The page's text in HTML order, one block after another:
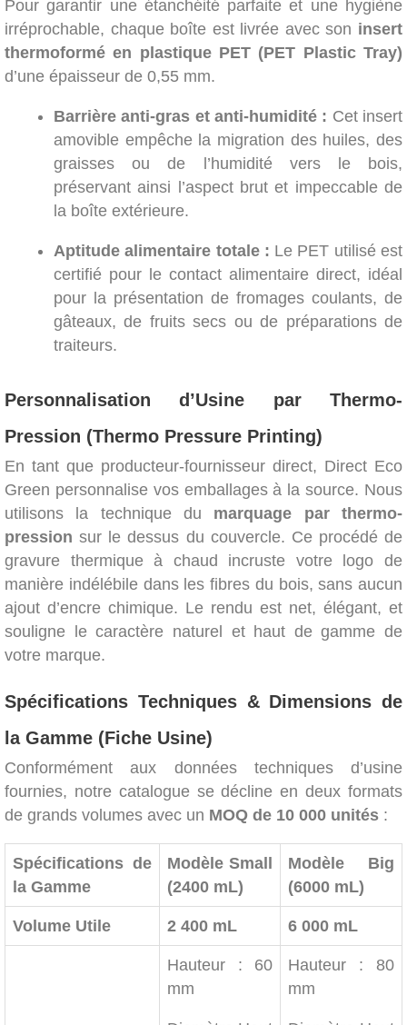
Pour garantir une étanchéité parfaite et une hygiène
irréprochable, chaque boîte est livrée avec son insert
thermoformé en plastique PET (PET Plastic Tray)
d’une épaisseur de 0,55 mm.
Barrière anti-gras et anti-humidité : Cet insert
amovible empêche la migration des huiles, des
graisses ou de l’humidité vers le bois,
préservant ainsi l’aspect brut et impeccable de
la boîte extérieure.
Aptitude alimentaire totale : Le PET utilisé est
certifié pour le contact alimentaire direct, idéal
pour la présentation de fromages coulants, de
gâteaux, de fruits secs ou de préparations de
traiteurs.
Personnalisation d’Usine par Thermo-
Pression (Thermo Pressure Printing)
En tant que producteur-fournisseur direct, Direct Eco
Green personnalise vos emballages à la source. Nous
utilisons la technique du marquage par thermo-
pression sur le dessus du couvercle. Ce procédé de
gravure thermique à chaud incruste votre logo de
manière indélébile dans les fibres du bois, sans aucun
ajout d’encre chimique. Le rendu est net, élégant, et
souligne le caractère naturel et haut de gamme de
votre marque.
Spécifications Techniques & Dimensions de
la Gamme (Fiche Usine)
Conformément aux données techniques d’usine
fournies, notre catalogue se décline en deux formats
de grands volumes avec un MOQ de 10 000 unités :
Spécifications de
la Gamme
Modèle Small
(2400 mL)
Modèle Big
(6000 mL)
Volume Utile 2 400 mL 6 000 mL
Hauteur : 60
mm
Hauteur : 80
mm